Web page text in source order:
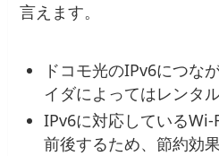
言えます。
ドコモ光のIPv6につな
イダによってはレンタ
IPv6に対応している
前後するため、節約効